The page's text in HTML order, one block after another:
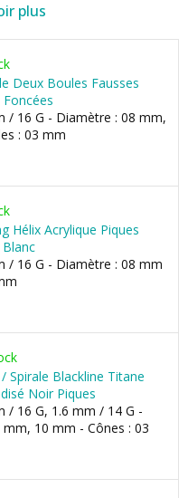
plus
Deux Boules Fausses
/ 16 G - Diamètre : 08 mm,
: 03 mm
Hélix Acrylique Piques
/ 16 G - Diamètre : 08 mm
Spirale Blackline Titane
Noir Piques
/ 16 G, 1.6 mm / 14 G -
10 mm - Cônes : 03